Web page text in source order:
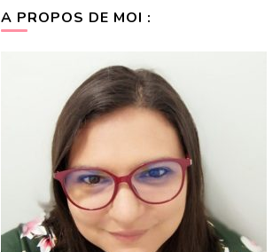
A PROPOS DE MOI :